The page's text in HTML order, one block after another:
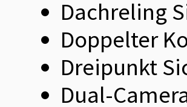
Dachreling
Doppelter
Dreipunkt
Dual-